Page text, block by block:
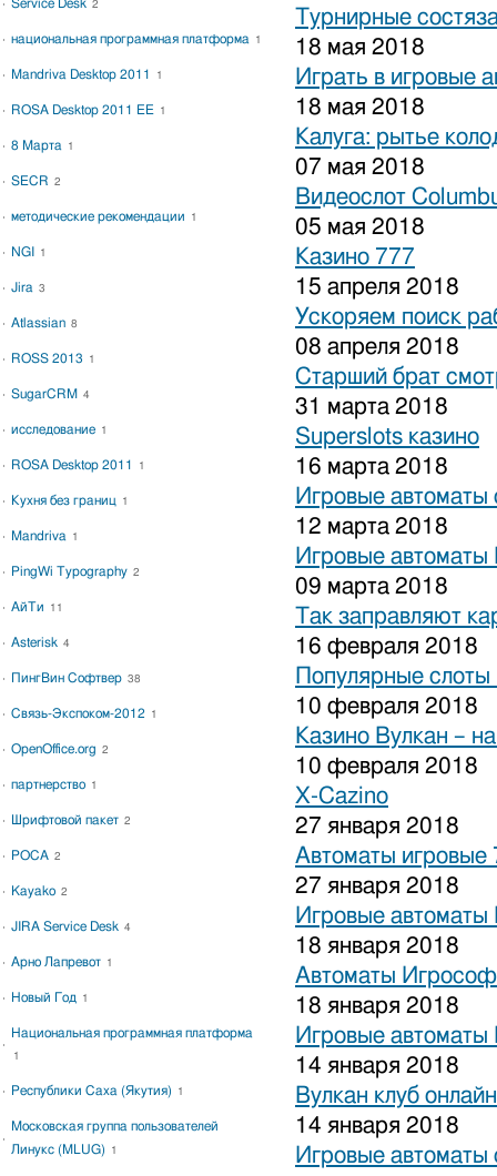
Турнирные
18 мая 2018
Играть в игровые
18 мая 2018
Калуга: рытье
07 мая 2018
Видеослот
05 мая 2018
Казино 777
15 апреля 2018
Ускоряем поиск
08 апреля 2018
Старший брат
31 марта 2018
Superslots казино
16 марта 2018
Игровые автоматы
12 марта 2018
Игровые автоматы
09 марта 2018
Так заправляют
16 февраля 2018
Популярные слоты
10 февраля 2018
Казино Вулкан –
10 февраля 2018
X-Cazino
27 января 2018
Автоматы игровые
27 января 2018
Игровые автоматы
18 января 2018
Автоматы
18 января 2018
Игровые автоматы
14 января 2018
Вулкан клуб онлайн
14 января 2018
Игровые
Service Desk 2
национальная программная платформа 1
Mandriva Desktop 2011 1
ROSA Desktop 2011 EE 1
8 Марта 1
SECR 2
методические рекомендации 1
NGI 1
Jira 3
Atlassian 8
ROSS 2013 1
SugarCRM 4
исследование 1
ROSA Desktop 2011 1
Кухня без границ 1
Mandriva 1
PingWi Typography 2
АйТи 11
Asterisk 4
ПингВин Софтвер 38
Связь-Экспоком-2012 1
OpenOffice.org 2
партнерство 1
Шрифтовой пакет 2
РОСА 2
Kayako 2
JIRA Service Desk 4
Арно Лапревот 1
Новый Год 1
Национальная программная платформа
1
Республики Саха (Якутия) 1
Московская группа пользователей
Линукс (MLUG)
1